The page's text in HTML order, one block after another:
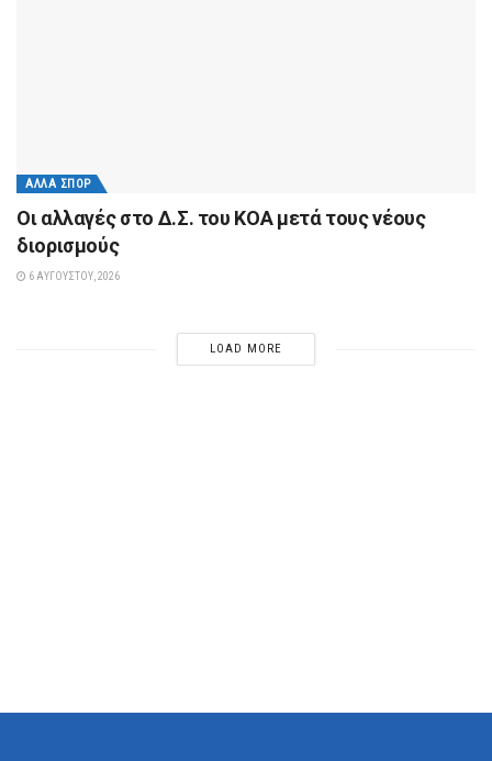
ΆΛΛΑ ΣΠΟΡ
Οι αλλαγές στο Δ.Σ. του ΚΟΑ μετά τους νέους
διορισμούς
6 ΑΥΓΟΎΣΤΟΥ, 2026
LOAD MORE